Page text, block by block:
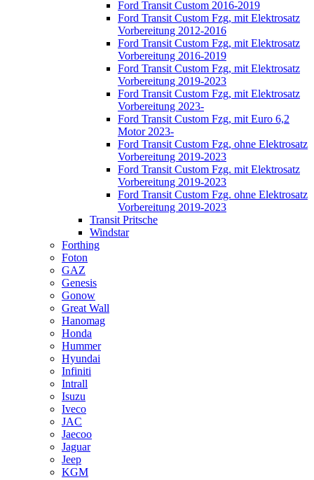
Ford Transit Custom 2016-2019
Ford Transit Custom Fzg, mit Elektrosatz
Vorbereitung 2012-2016
Ford Transit Custom Fzg, mit Elektrosatz
Vorbereitung 2016-2019
Ford Transit Custom Fzg, mit Elektrosatz
Vorbereitung 2019-2023
Ford Transit Custom Fzg, mit Elektrosatz
Vorbereitung 2023-
Ford Transit Custom Fzg, mit Euro 6,2
Motor 2023-
Ford Transit Custom Fzg, ohne Elektrosatz
Vorbereitung 2019-2023
Ford Transit Custom Fzg. mit Elektrosatz
Vorbereitung 2019-2023
Ford Transit Custom Fzg. ohne Elektrosatz
Vorbereitung 2019-2023
Transit Pritsche
Windstar
Forthing
Foton
GAZ
Genesis
Gonow
Great Wall
Hanomag
Honda
Hummer
Hyundai
Infiniti
Intrall
Isuzu
Iveco
JAC
Jaecoo
Jaguar
Jeep
KGM